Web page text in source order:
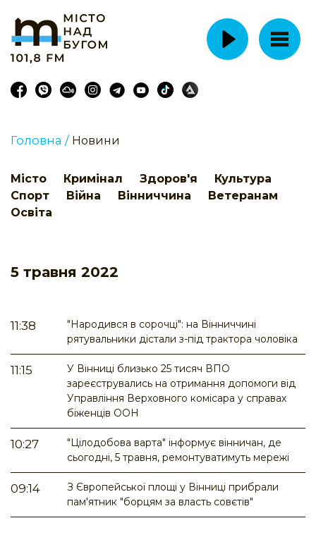
Головна / Новини
Місто Кримінал Здоров'я
Культура
Спорт
Війна Вінниччина
Ветеранам
Освіта
5 травня 2022
11:38
"Народився в сорочці": на Вінниччині
рятувальники дістали з-під трактора чоловіка
11:15
У Вінниці близько 25 тисяч ВПО
зареєструвались на отримання допомоги від
Управління Верховного комісара у справах
біженців ООН
10:27
"Цілодобова варта" інформує вінничан, де
сьогодні, 5 травня, ремонтуватимуть мережі
09:14
З Європейської площі у Вінниці прибрали
пам'ятник "борцям за власть совєтів"